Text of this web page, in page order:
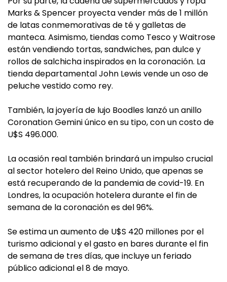
Marks & Spencer proyecta vender más de 1 millón
de latas conmemorativas de té y galletas de
manteca. Asimismo, tiendas como Tesco y Waitrose
están vendiendo tortas, sandwiches, pan dulce y
rollos de salchicha inspirados en la coronación. La
tienda departamental John Lewis vende un oso de
peluche vestido como rey.
También, la joyería de lujo Boodles lanzó un anillo
Coronation Gemini único en su tipo, con un costo de
U$S 496.000.
La ocasión real también brindará un impulso crucial
al sector hotelero del Reino Unido, que apenas se
está recuperando de la pandemia de covid-19. En
Londres, la ocupación hotelera durante el fin de
semana de la coronación es del 96%.
Se estima un aumento de U$S 420 millones por el
turismo adicional y el gasto en bares durante el fin
de semana de tres días, que incluye un feriado
público adicional el 8 de mayo.